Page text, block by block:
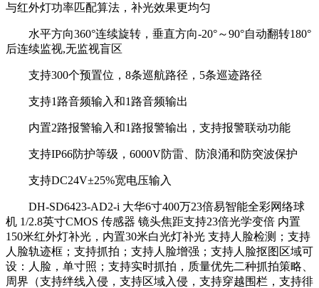
与红外灯功率匹配算法，补光效果更均匀
水平方向360°连续旋转，垂直方向-20°～90°自动翻转180°
后连续监视,无监视盲区
支持300个预置位，8条巡航路径，5条巡迹路径
支持1路音频输入和1路音频输出
内置2路报警输入和1路报警输出，支持报警联动功能
支持IP66防护等级，6000V防雷、防浪涌和防突波保护
支持DC24V±25%宽电压输入
DH-SD6423-AD2-i 大华6寸400万23倍易智能全彩网络球
机 1/2.8英寸CMOS 传感器 镜头焦距支持23倍光学变倍 内置
150米红外灯补光，内置30米白光灯补光 支持人脸检测；支持
人脸轨迹框；支持抓拍；支持人脸增强；支持人脸抠图区域可
设：人脸，单寸照；支持实时抓拍，质量优先二种抓拍策略、
周界（支持绊线入侵，支持区域入侵，支持穿越围栏，支持徘